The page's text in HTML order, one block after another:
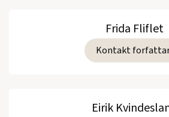
Frida Fliflet
Kontakt
Eirik